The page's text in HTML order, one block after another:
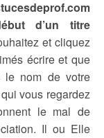
d’un titre
et cliquez
écrire et que
le nom de votre
vous regardez
le mal de
Il ou Elle